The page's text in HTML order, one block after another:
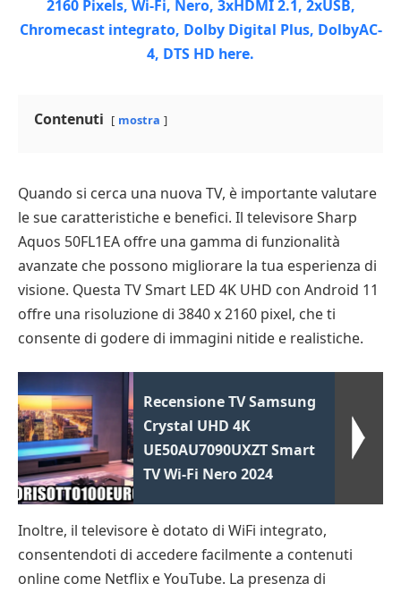
Contenuti mostra
Quando si cerca una nuova TV, è importante valutare
le sue caratteristiche e benefici. Il televisore Sharp
Aquos 50FL1EA offre una gamma di funzionalità
avanzate che possono migliorare la tua esperienza di
visione. Questa TV Smart LED 4K UHD con Android 11
offre una risoluzione di 3840 x 2160 pixel, che ti
consente di godere di immagini nitide e realistiche.
Recensione TV Samsung
Crystal UHD 4K
UE50AU7090UXZT Smart
TV Wi-Fi Nero 2024
Inoltre, il televisore è dotato di WiFi integrato,
consentendoti di accedere facilmente a contenuti
online come Netflix e YouTube. La presenza di